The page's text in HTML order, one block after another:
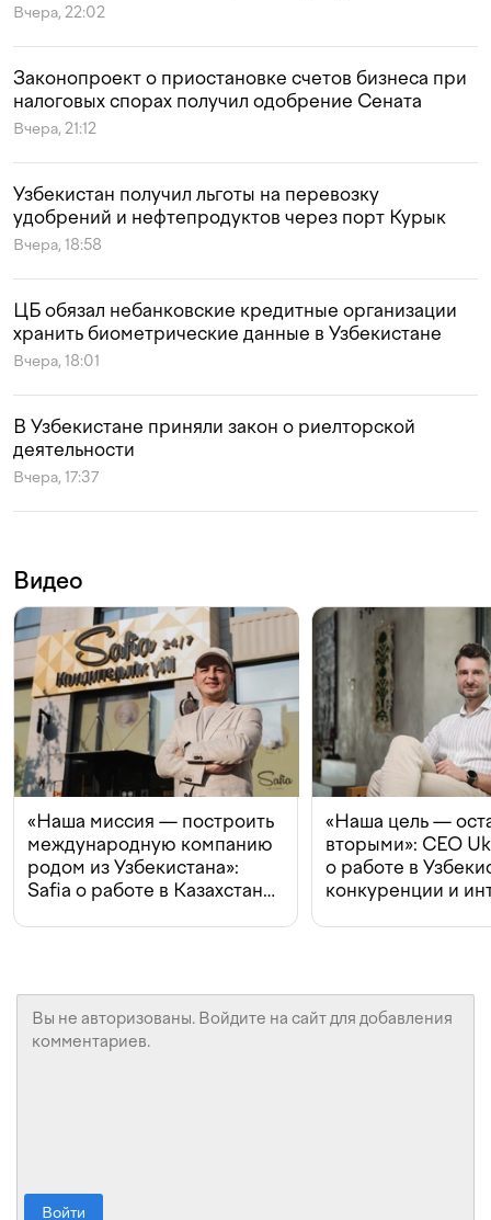
Вчера, 22:02
Законопроект о приостановке счетов бизнеса при
налоговых спорах получил одобрение Сената
Вчера, 21:12
Узбекистан получил льготы на перевозку
удобрений и нефтепродуктов через порт Курык
Вчера, 18:58
ЦБ обязал небанковские кредитные организации
хранить биометрические данные в Узбекистане
Вчера, 18:01
В Узбекистане приняли закон о риелторской
деятельности
Вчера, 17:37
Видео
«Наша миссия — построить
международную компанию
родом из Узбекистана»:
Safia о работе в Казахстане,
«Наша цель —
вторыми»: CEO
о работе в
конкуренции и
Войти